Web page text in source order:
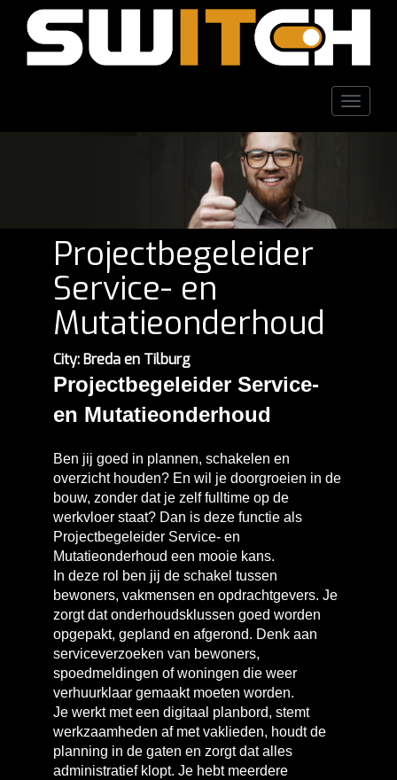
Toggle
Projectbegeleider
Service- en
Mutatieonderhoud
City: Breda en Tilburg
Projectbegeleider Service-
en Mutatieonderhoud
Ben jij goed in plannen, schakelen en
overzicht houden? En wil je doorgroeien in de
bouw, zonder dat je zelf fulltime op de
werkvloer staat? Dan is deze functie als
Projectbegeleider Service- en
Mutatieonderhoud een mooie kans.
In deze rol ben jij de schakel tussen
bewoners, vakmensen en opdrachtgevers. Je
zorgt dat onderhoudsklussen goed worden
opgepakt, gepland en afgerond. Denk aan
serviceverzoeken van bewoners,
spoedmeldingen of woningen die weer
verhuurklaar gemaakt moeten worden.
Je werkt met een digitaal planbord, stemt
werkzaamheden af met vaklieden, houdt de
planning in de gaten en zorgt dat alles
administratief klopt. Je hebt meerdere